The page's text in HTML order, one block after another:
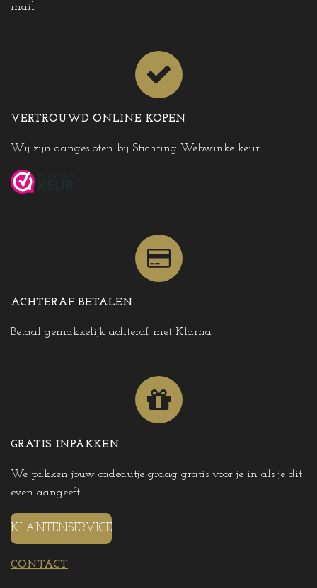
mail
VERTROUWD ONLINE KOPEN
Wij zijn aangesloten bij Stichting Webwinkelkeur
ACHTERAF BETALEN
Betaal gemakkelijk achteraf met Klarna
GRATIS INPAKKEN
We pakken jouw cadeautje graag gratis voor je in als je dit
even aangeeft
KLANTENSERVICE
CONTACT